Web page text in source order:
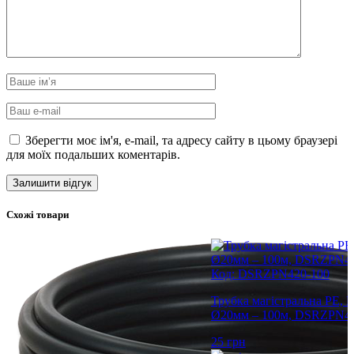
Зберегти моє ім'я, e-mail, та адресу сайту в цьому браузері
для моїх подальших коментарів.
Схожі товари
Код: DSRZPN420-100
Трубка магістральна PE,
Ø20мм – 100м,
25грн